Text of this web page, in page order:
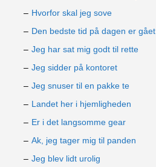
Hvorfor skal jeg sove
Den bedste tid på dagen er gået
Jeg har sat mig godt til rette
Jeg sidder på kontoret
Jeg snuser til en pakke te
Landet her i hjemligheden
Er i det langsomme gear
Ak, jeg tager mig til panden
Jeg blev lidt urolig